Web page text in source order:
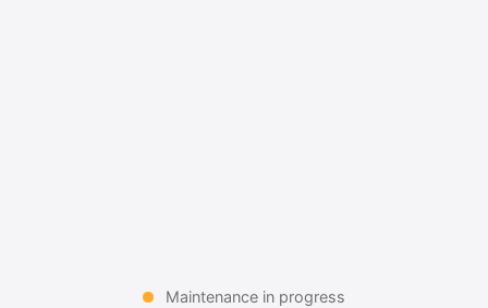
Maintenance in progress